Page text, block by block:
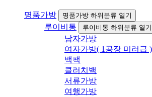
명품가방 명품가방 하위분류 열기
루이비통 루이비통 하위분류 열기
남자가방
여자가방( 1공장 미러급 )
백팩
클러치백
서류가방
여행가방